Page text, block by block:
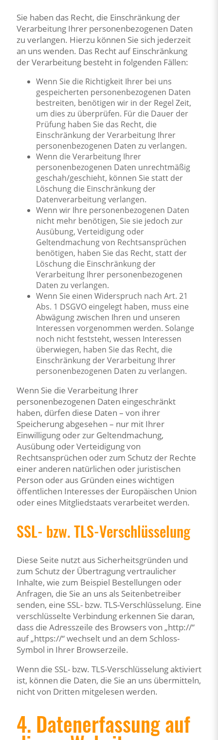
Sie haben das Recht, die Einschränkung der
Verarbeitung Ihrer personenbezogenen Daten
zu verlangen. Hierzu können Sie sich jederzeit
an uns wenden. Das Recht auf Einschränkung
der Verarbeitung besteht in folgenden Fällen:
Wenn Sie die Richtigkeit Ihrer bei uns
gespeicherten personenbezogenen Daten
bestreiten, benötigen wir in der Regel Zeit,
um dies zu überprüfen. Für die Dauer der
Prüfung haben Sie das Recht, die
Einschränkung der Verarbeitung Ihrer
personenbezogenen Daten zu verlangen.
Wenn die Verarbeitung Ihrer
personenbezogenen Daten unrechtmäßig
geschah/geschieht, können Sie statt der
Löschung die Einschränkung der
Datenverarbeitung verlangen.
Wenn wir Ihre personenbezogenen Daten
nicht mehr benötigen, Sie sie jedoch zur
Ausübung, Verteidigung oder
Geltendmachung von Rechtsansprüchen
benötigen, haben Sie das Recht, statt der
Löschung die Einschränkung der
Verarbeitung Ihrer personenbezogenen
Daten zu verlangen.
Wenn Sie einen Widerspruch nach Art. 21
Abs. 1 DSGVO eingelegt haben, muss eine
Abwägung zwischen Ihren und unseren
Interessen vorgenommen werden. Solange
noch nicht feststeht, wessen Interessen
überwiegen, haben Sie das Recht, die
Einschränkung der Verarbeitung Ihrer
personenbezogenen Daten zu verlangen.
Wenn Sie die Verarbeitung Ihrer
personenbezogenen Daten eingeschränkt
haben, dürfen diese Daten – von ihrer
Speicherung abgesehen – nur mit Ihrer
Einwilligung oder zur Geltendmachung,
Ausübung oder Verteidigung von
Rechtsansprüchen oder zum Schutz der Rechte
einer anderen natürlichen oder juristischen
Person oder aus Gründen eines wichtigen
öffentlichen Interesses der Europäischen Union
oder eines Mitgliedstaats verarbeitet werden.
SSL- bzw. TLS-Verschlüsselung
Diese Seite nutzt aus Sicherheitsgründen und
zum Schutz der Übertragung vertraulicher
Inhalte, wie zum Beispiel Bestellungen oder
Anfragen, die Sie an uns als Seitenbetreiber
senden, eine SSL- bzw. TLS-Verschlüsselung. Eine
verschlüsselte Verbindung erkennen Sie daran,
dass die Adresszeile des Browsers von „http://“
auf „https://“ wechselt und an dem Schloss-
Symbol in Ihrer Browserzeile.
Wenn die SSL- bzw. TLS-Verschlüsselung aktiviert
ist, können die Daten, die Sie an uns übermitteln,
nicht von Dritten mitgelesen werden.
4. Datenerfassung auf